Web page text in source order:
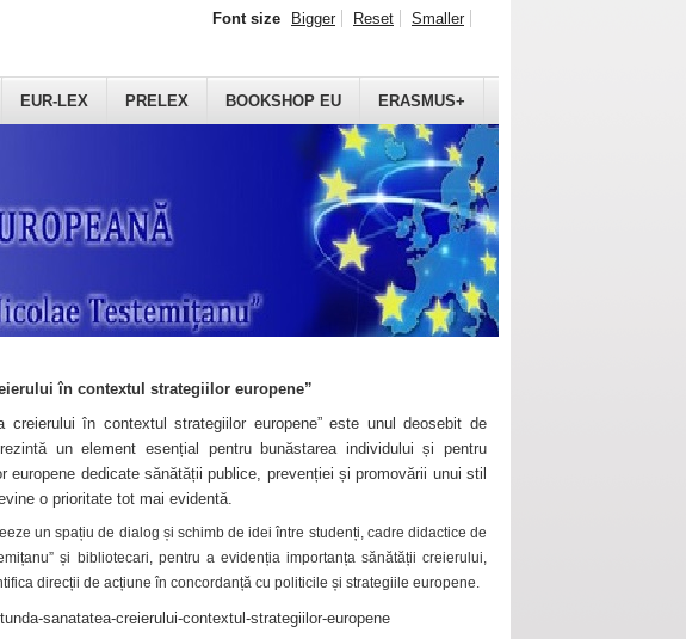
EUR-LEX PRELEX BOOKSHOP EU ERASMUS+
Font size Bigger Reset Smaller
în contextul strategiilor europene”
creierului în contextul strategiilor europene” este unul deosebit de
un element esențial pentru bunăstarea individului și pentru
dedicate sănătății publice, prevenției și promovării unui stil
o prioritate tot mai evidentă.
un spațiu de dialog și schimb de idei între studenți, cadre didactice de
și bibliotecari, pentru a evidenția importanța sănătății creierului,
direcții de acțiune în concordanță cu politicile și strategiile europene.
sanatatea-creierului-contextul-strategiilor-europene